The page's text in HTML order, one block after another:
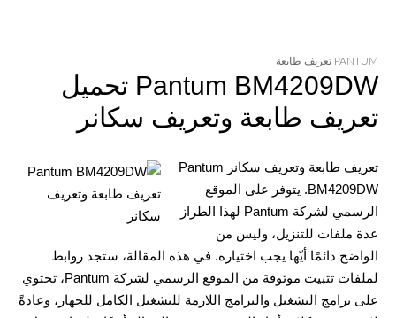
PANTUM تعريف طابعة
Pantum BM4209DW تحميل
تعريف طابعة وتعريف سكانر
تعريف طابعة وتعريف سكانر Pantum
BM4209DW. يتوفر على الموقع
الرسمي لشركة Pantum لهذا الطراز
عدة ملفات للتنزيل، وليس من
الواضح دائمًا أيّها يجب اختياره. في هذه المقالة، ستجد روابط
لملفات تثبيت موثوقة من الموقع الرسمي لشركة Pantum، تحتوي
على برامج التشغيل والبرامج اللازمة للتشغيل الكامل للجهاز، وعادةً